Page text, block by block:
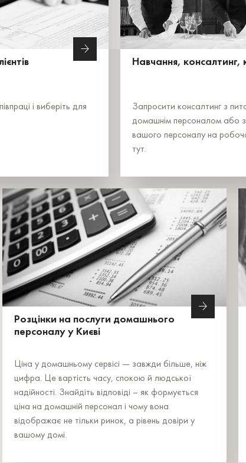
і виберіть для
Навчання, консалтинг,
Запросити консалтинг з
домашнім персоналом або
вашого персоналу на
тут.
Розцінки на послуги домашнього
персоналу у Києві
Ціна у домашньому сервісі — завжди більше, ніж
цифра. Це вартість часу, спокою й людської
надійності. Знайдіть відповіді – як формується
ціна на домашній персонал і чому вона
відображає не тільки ринок, а рівень довіри у
вашому домі.